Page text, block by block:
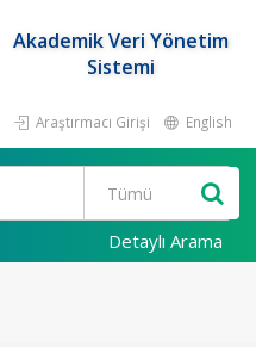
Akademik Veri Yönetim
Sistemi
Araştırmacı Girişi English
Detaylı Arama